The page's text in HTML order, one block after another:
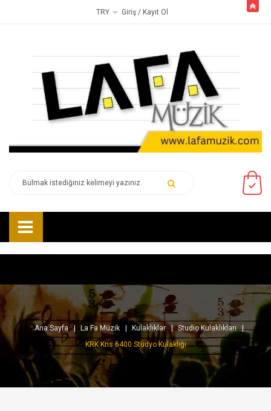
TRY Giriş / Kayıt Ol
Ana Sayfa La Fa Müzik Kulaklıklar
Studio Kulaklıkları
KRK Kns 6400 Stüdyo Kulaklığı